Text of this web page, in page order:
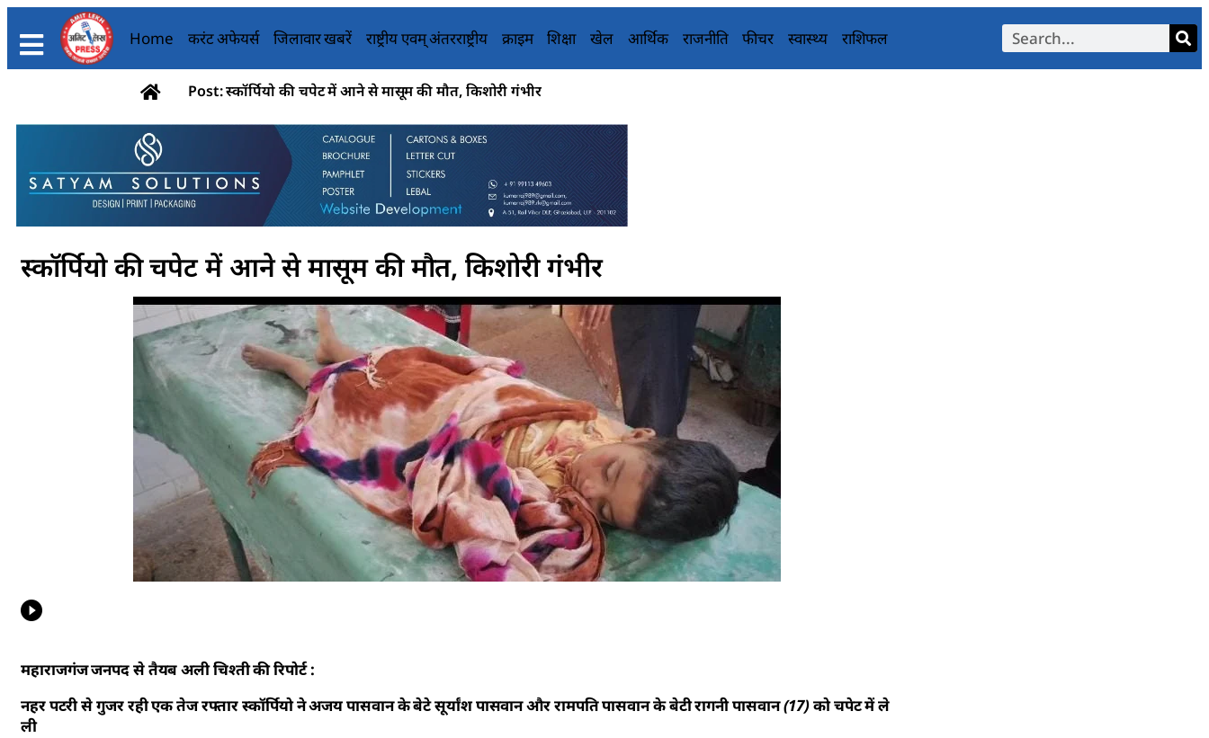
Home करंट अफेयर्स जिलावार खबरें राष्ट्रीय एवम् अंतरराष्ट्रीय क्राइम शिक्षा खेल आर्थिक राजनीति फीचर स्वास्थ्य राशिफल
Post: स्कॉर्पियो की चपेट में आने से मासूम की मौत, किशोरी गंभीर
स्कॉर्पियो की चपेट में आने से मासूम की मौत, किशोरी गंभीर
महाराजगंज जनपद से तैयब अली चिश्ती की रिपोर्ट :
नहर पटरी से गुजर रही एक तेज रफ्तार स्कॉर्पियो ने अजय पासवान के बेटे सूर्यांश पासवान और रामपति पासवान के बेटी रागनी पासवान (17) को चपेट में ले
ली